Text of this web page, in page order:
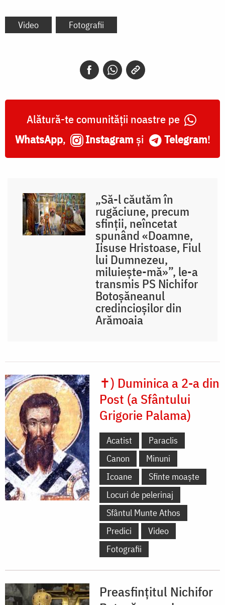
Video Fotografii
Alătură-te comunității noastre pe
WhatsApp, Instagram și Telegram!
„Să-l căutăm în
rugăciune, precum
sfinții, neîncetat
spunând «Doamne,
Iisuse Hristoase, Fiul
lui Dumnezeu,
miluiește-mă»”, le-a
transmis PS Nichifor
Botoșăneanul
credincioșilor din
Arămoaia
✝) Duminica a 2-a din
Post (a Sfântului
Grigorie Palama)
Acatist
Paraclis
Canon
Minuni
Icoane
Sfinte moaște
Locuri de pelerinaj
Sfântul Munte Athos
Predici
Video
Fotografii
Preasfințitul Nichifor